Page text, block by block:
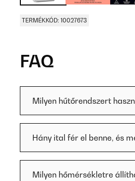
TERMÉKKÓD: 10027673
FAQ
Milyen hűtőrendszert
Hány ital fér el benne, és
Milyen hőmérsékletre